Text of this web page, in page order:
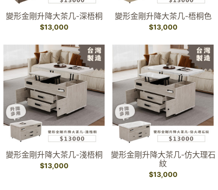
變形金剛升降大茶几-深梧桐
$13,000
變形金剛升降大茶几-梧桐色
$13,000
變形金剛升降大茶几-淺梧桐
$13,000
變形金剛升降大茶几-仿大理石
紋
$13,000